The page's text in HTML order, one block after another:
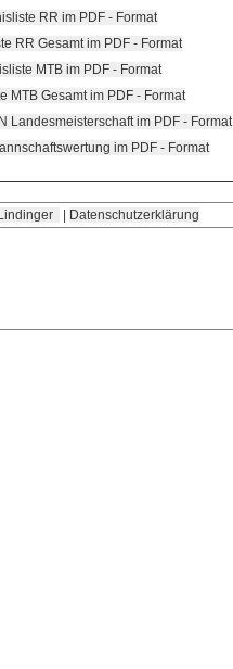
RR im PDF - Format
RR Gesamt im PDF - Format
MTB im PDF - Format
MTB Gesamt im PDF - Format
Landesmeisterschaft im PDF - Format
im PDF - Format
Datenschutzerklärung